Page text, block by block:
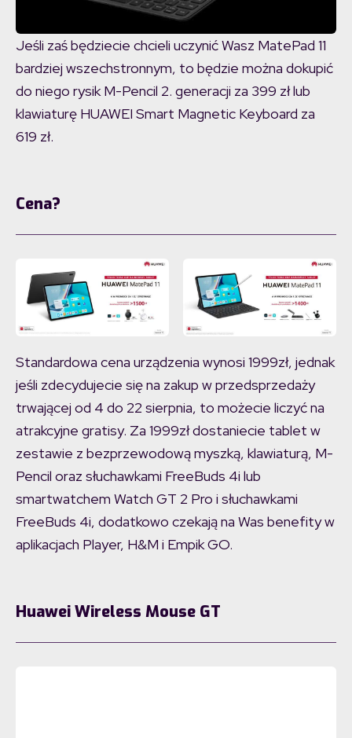
Jeśli zaś będziecie chcieli uczynić Wasz MatePad 11
bardziej wszechstronnym, to będzie można dokupić
do niego rysik M-Pencil 2. generacji za 399 zł lub
klawiaturę HUAWEI Smart Magnetic Keyboard za
619 zł.
Cena?
Standardowa cena urządzenia wynosi 1999zł, jednak
jeśli zdecydujecie się na zakup w przedsprzedaży
trwającej od 4 do 22 sierpnia, to możecie liczyć na
atrakcyjne gratisy. Za 1999zł dostaniecie tablet w
zestawie z bezprzewodową myszką, klawiaturą, M-
Pencil oraz słuchawkami FreeBuds 4i lub
smartwatchem Watch GT 2 Pro i słuchawkami
FreeBuds 4i, dodatkowo czekają na Was benefity w
aplikacjach Player, H&M i Empik GO.
Huawei Wireless Mouse GT